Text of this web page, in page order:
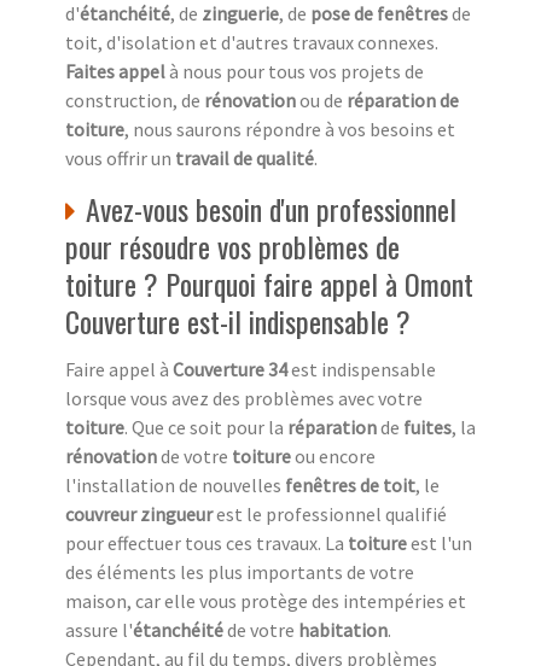
d'étanchéité, de zinguerie, de pose de fenêtresde
toit, d'isolation et d'autres travaux connexes.
Faites appelà nous pour tous vos projets de
construction, de rénovationou de réparation de
toiture, nous saurons répondre à vos besoins et
vous offrir un travail de qualité.
Avez-vous besoin d'un professionnel
pour résoudre vos problèmes de
toiture ? Pourquoi faire appel à Omont
Couverture est-il indispensable ?
Faire appel à Couverture 34est indispensable
lorsque vous avez des problèmes avec votre
toiture. Que ce soit pour la réparationde fuites, la
rénovationde votre toitureou encore
l'installation de nouvelles fenêtres de toit, le
couvreur zingueurest le professionnel qualifié
pour effectuer tous ces travaux. La toitureest l'un
des éléments les plus importants de votre
maison, car elle vous protège des intempéries et
assure l'étanchéitéde votre habitation.
Cependant, au fil du temps, divers problèmes